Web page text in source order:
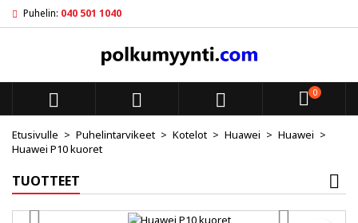
Puhelin: 040 501 1040
   0
Etusivulle Puhelintarvikeet Kotelot Huawei
Huawei
Huawei P10 kuoret
TUOTTEET
My wishlists
add_circle_outline
Create new list
Luo toivelista
Toivelistan nimi
Kirjaudu sisään
Sinun pitää olla kirjautunut jotta voit lisätä tuotteita